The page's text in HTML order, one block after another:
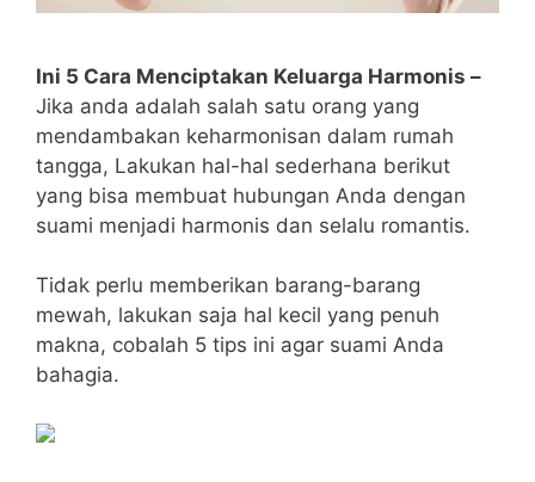
Ini 5 Cara Menciptakan Keluarga Harmonis –
Jika anda adalah salah satu orang yang
mendambakan keharmonisan dalam rumah
tangga, Lakukan hal-hal sederhana berikut
yang bisa membuat hubungan Anda dengan
suami menjadi harmonis dan selalu romantis.
Tidak perlu memberikan barang-barang
mewah, lakukan saja hal kecil yang penuh
makna, cobalah 5 tips ini agar suami Anda
bahagia.